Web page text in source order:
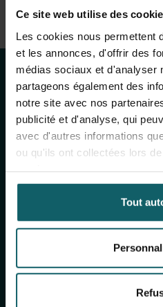
Ce site web utilise des
Les cookies nous permettent
et les annonces, d'offrir des
médias sociaux et d'analyser
partageons également des
notre site avec nos
publicité et d'analyse, qui
avec d'autres informations
ou qu'ils ont collectées lors
Tout
Voir la liste complète des
View full fingerprint
Voir la liste complète des
Restez
des
l'IMT
Inscrivez-vous à notre
(mensuelle) et à The
pour recevoir des
événements à venir, nos
S'inscrire à notre